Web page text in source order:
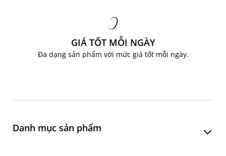
GIÁ TỐT MỖI NGÀY
Đa dạng sản phẩm với mức giá tốt mỗi ngày.
Danh mục sản phẩm